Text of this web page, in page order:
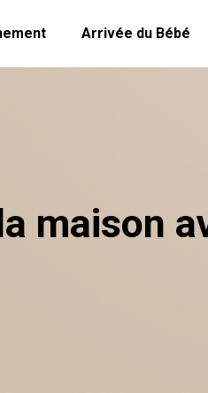
Arrivée du Bébé
maison